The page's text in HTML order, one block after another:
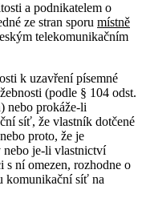
a podnikatelem o
ze stran sporu místně
telekomunikačním
k uzavření písemné
(podle § 104 odst.
nebo prokáže-li
síť, že vlastník dotčené
proto, že je
nebo je-li vlastnictví
ní omezen, rozhodne o
komunikační síť na